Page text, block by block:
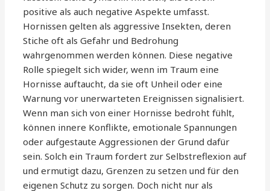
positive als auch negative Aspekte umfasst.
Hornissen gelten als aggressive Insekten, deren
Stiche oft als Gefahr und Bedrohung
wahrgenommen werden können. Diese negative
Rolle spiegelt sich wider, wenn im Traum eine
Hornisse auftaucht, da sie oft Unheil oder eine
Warnung vor unerwarteten Ereignissen signalisiert.
Wenn man sich von einer Hornisse bedroht fühlt,
können innere Konflikte, emotionale Spannungen
oder aufgestaute Aggressionen der Grund dafür
sein. Solch ein Traum fordert zur Selbstreflexion auf
und ermutigt dazu, Grenzen zu setzen und für den
eigenen Schutz zu sorgen. Doch nicht nur als